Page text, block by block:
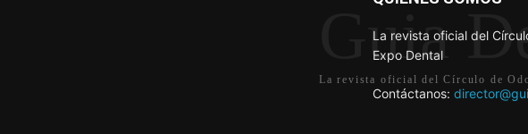
Guia
La revista oficial del Círculo de
La revista oficial del
Expo Dental
Contáctanos: